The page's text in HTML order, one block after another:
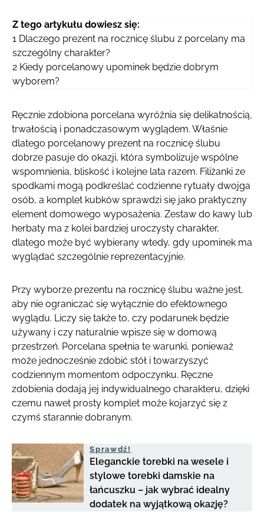
Z tego artykułu dowiesz się:
1 Dlaczego prezent na rocznicę ślubu z porcelany ma
szczególny charakter?
2 Kiedy porcelanowy upominek będzie dobrym
wyborem?
Ręcznie zdobiona porcelana wyróżnia się delikatnością,
trwałością i ponadczasowym wyglądem. Właśnie
dlatego porcelanowy prezent na rocznicę ślubu
dobrze pasuje do okazji, która symbolizuje wspólne
wspomnienia, bliskość i kolejne lata razem. Filiżanki ze
spodkami mogą podkreślać codzienne rytuały dwojga
osób, a komplet kubków sprawdzi się jako praktyczny
element domowego wyposażenia. Zestaw do kawy lub
herbaty ma z kolei bardziej uroczysty charakter,
dlatego może być wybierany wtedy, gdy upominek ma
wyglądać szczególnie reprezentacyjnie.
Przy wyborze prezentu na rocznicę ślubu ważne jest,
aby nie ograniczać się wyłącznie do efektownego
wyglądu. Liczy się także to, czy podarunek będzie
używany i czy naturalnie wpisze się w domową
przestrzeń. Porcelana spełnia te warunki, ponieważ
może jednocześnie zdobić stół i towarzyszyć
codziennym momentom odpoczynku. Ręczne
zdobienia dodają jej indywidualnego charakteru, dzięki
czemu nawet prosty komplet może kojarzyć się z
czymś starannie dobranym.
Sprawdź!
Eleganckie torebki na wesele i
stylowe torebki damskie na
łańcuszku – jak wybrać idealny
dodatek na wyjątkową okazję?